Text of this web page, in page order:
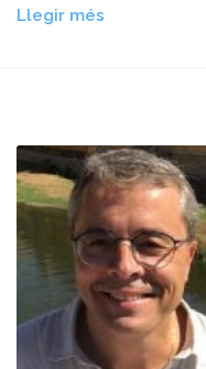
Llegir més